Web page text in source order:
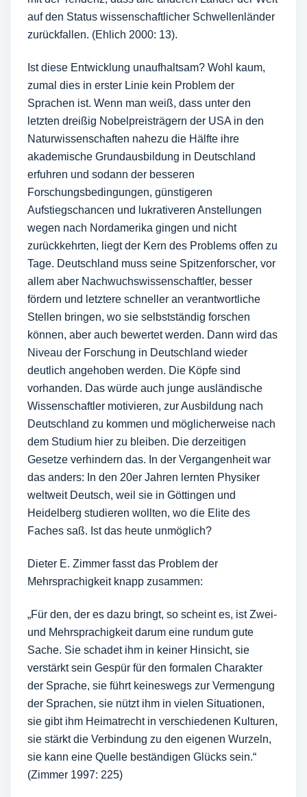
auf den Status wissenschaftlicher Schwellenländer
zurückfallen. (Ehlich 2000: 13).
Ist diese Entwicklung unaufhaltsam? Wohl kaum,
zumal dies in erster Linie kein Problem der
Sprachen ist. Wenn man weiß, dass unter den
letzten dreißig Nobelpreisträgern der USA in den
Naturwissenschaften nahezu die Hälfte ihre
akademische Grundausbildung in Deutschland
erfuhren und sodann der besseren
Forschungsbedingungen, günstigeren
Aufstiegschancen und lukrativeren Anstellungen
wegen nach Nordamerika gingen und nicht
zurückkehrten, liegt der Kern des Problems offen zu
Tage. Deutschland muss seine Spitzenforscher, vor
allem aber Nachwuchswissenschaftler, besser
fördern und letztere schneller an verantwortliche
Stellen bringen, wo sie selbstständig forschen
können, aber auch bewertet werden. Dann wird das
Niveau der Forschung in Deutschland wieder
deutlich angehoben werden. Die Köpfe sind
vorhanden. Das würde auch junge ausländische
Wissenschaftler motivieren, zur Ausbildung nach
Deutschland zu kommen und möglicherweise nach
dem Studium hier zu bleiben. Die derzeitigen
Gesetze verhindern das. In der Vergangenheit war
das anders: In den 20er Jahren lernten Physiker
weltweit Deutsch, weil sie in Göttingen und
Heidelberg studieren wollten, wo die Elite des
Faches saß. Ist das heute unmöglich?
Dieter E. Zimmer fasst das Problem der
Mehrsprachigkeit knapp zusammen:
„Für den, der es dazu bringt, so scheint es, ist Zwei-
und Mehrsprachigkeit darum eine rundum gute
Sache. Sie schadet ihm in keiner Hinsicht, sie
verstärkt sein Gespür für den formalen Charakter
der Sprache, sie führt keineswegs zur Vermengung
der Sprachen, sie nützt ihm in vielen Situationen,
sie gibt ihm Heimatrecht in verschiedenen Kulturen,
sie stärkt die Verbindung zu den eigenen Wurzeln,
sie kann eine Quelle beständigen Glücks sein.“
(Zimmer 1997: 225)